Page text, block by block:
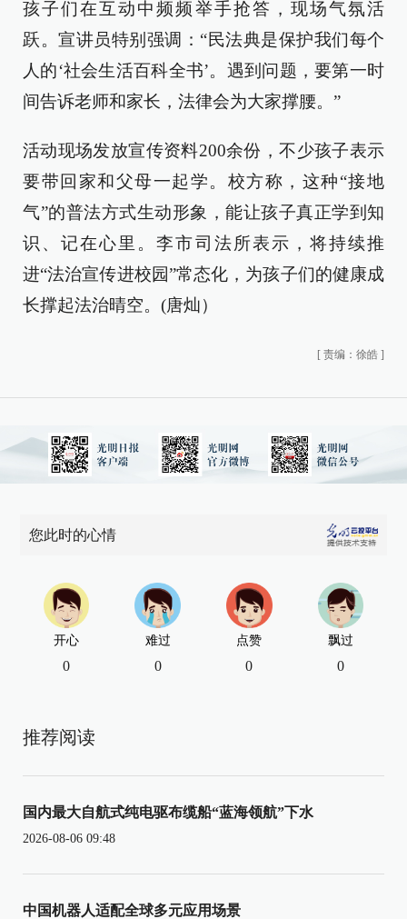
孩子们在互动中频频举手抢答，现场气氛活
跃。宣讲员特别强调：“民法典是保护我们每个
人的‘社会生活百科全书’。遇到问题，要第一时
间告诉老师和家长，法律会为大家撑腰。”
活动现场发放宣传资料200余份，不少孩子表示
要带回家和父母一起学。校方称，这种“接地
气”的普法方式生动形象，能让孩子真正学到知
识、记在心里。李市司法所表示，将持续推
进“法治宣传进校园”常态化，为孩子们的健康成
长撑起法治晴空。(唐灿）
[ 责编：徐皓 ]
您此时的心情
开心
0
难过
0
点赞
0
飘过
0
推荐阅读
国内最大自航式纯电驱布缆船“蓝海领航”下水
2026-08-06 09:48
中国机器人适配全球多元应用场景